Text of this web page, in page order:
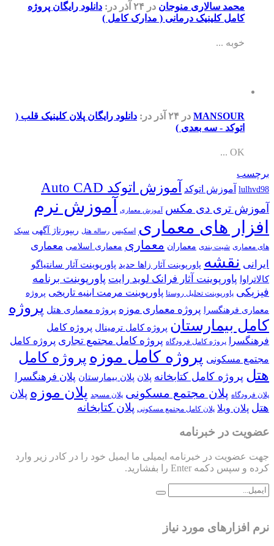
محمد سالاری منوجان در ۲۴ آذر در: دانلود رایگان پروژه
کامل کلینیک درمانی ( مدارک کامل )
خوبه ...
MANSOUR در ۲۴ آذر در: دانلود رایگان پلان کلینیک قلب (
اتوکد - سه بعدی )
OK ...
برچسب
lulhvd98 آموزش اتوکد آموزش اتوکد Auto CAD
آموزش تری دی مکس آموزش معماری
آموزش نرم
افزار های معماری اسکیس رساله هتل ریپورتاژ آگهی سبک
های معماری شیت بندی معماران معماری معماری اسلامی معماری
ایرانی نقشه پاورپوینت آثار زاها حدید پاورپوینت آثار سانتیاگو
کالاتراوا پاورپوینت آثار فرانک لوید رایت پاورپوینت برنامه
فیزیکی پاورپوینت تحلیل روستا پاورپوینت مرمت ابنیه تاریخی پروژه
معماری فرهنگسرا پروژه معماری موزه پروژه معماری هتل پروژه
کامل بیمارستان پروژه کامل ترمینال پروژه کامل
فرهنگسرا
پروژه کامل فرودگاه پروژه کامل مجتمع تجاری پروژه کامل
مجتمع مسکونی پروژه کامل موزه پروژه کامل
هتل پروژه کامل کتابخانه پلان پلان بیمارستان پلان فرهنگسرا
پلان فرودگاه پلان مجتمع مسکونی پلان مسجد پلان موزه پلان
هتل پلان ویلا پلان کامل مجتمع مسکونی پلان کتابخانه
عضویت در خبرنامه
جهت عضویت در خبرنامه ایمیلی ما ایمیل خود را در کادر زیر وارد
کرده و سپس دکمه Enter را بفشارید.
نرم افزارهای مورد نیاز